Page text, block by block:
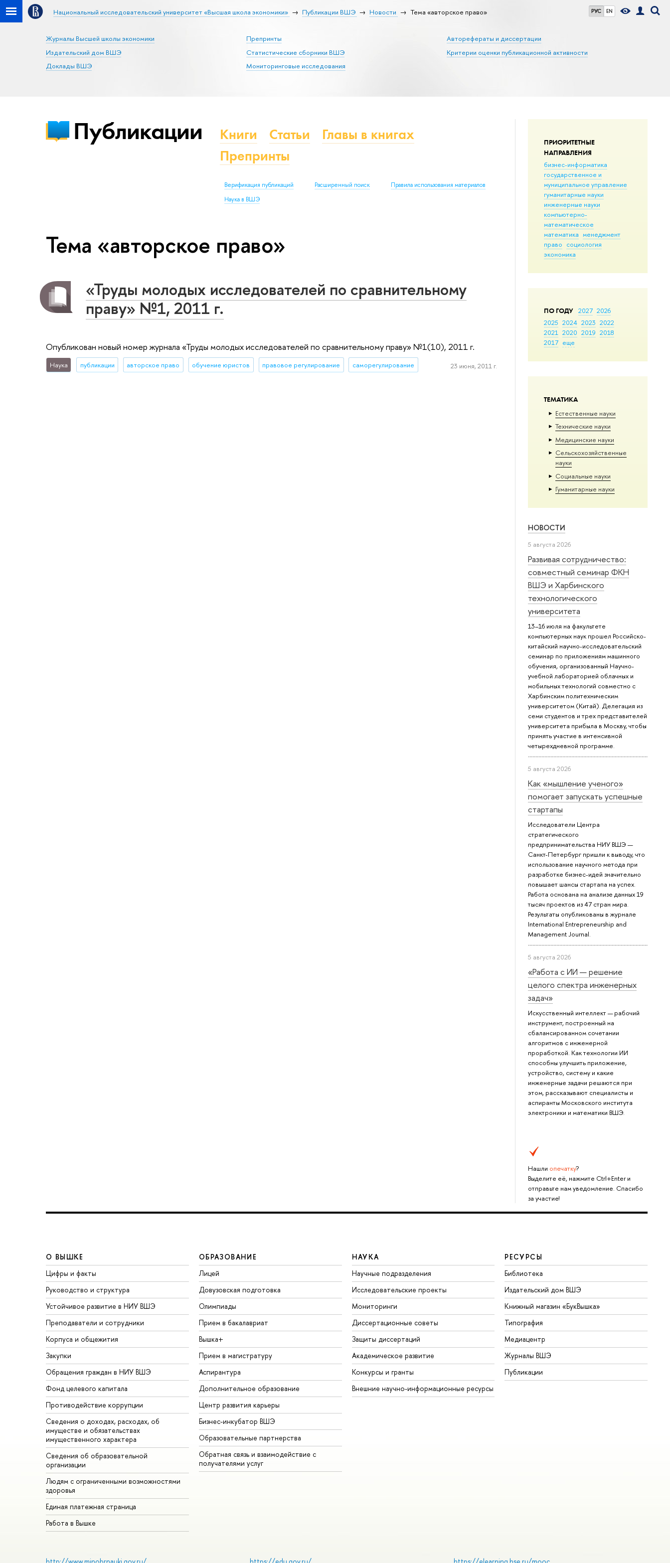
РУС EN
Национальный исследовательский университет «Высшая школа экономики» Публикации ВШЭ Новости Тема «авторское право»
Журналы Высшей школы экономики
Издательский дом ВШЭ
Доклады ВШЭ
Препринты
Статистические сборники ВШЭ
Мониторинговые исследования
Авторефераты и диссертации
Критерии оценки публикационной активности
ПРИОРИТЕТНЫЕ
НАПРАВЛЕНИЯ
бизнес-информатика
государственное и
муниципальное управление
гуманитарные науки
инженерные науки
компьютерно-
математическое
математика менеджмент
право социология
экономика
ПО ГОДУ 2027 2026
2025 2024 2023 2022
2021 2020 2019 2018
2017 еще
ТЕМАТИКА
Естественные науки
Тех­ничес­кие науки
Медицинские науки
Сельскохозяйственные
науки
Социальные науки
Гуманитарные науки
НОВОСТИ
5 августа 2026
Развивая сотрудничество:
совместный семинар ФКН
ВШЭ и Харбинского
технологического
университета
13–16 июля на факультете
компьютерных наук прошел Российско-
китайский научно-исследовательский
семинар по приложениям машинного
обучения, организованный Научно-
учебной лабораторией облачных и
мобильных технологий совместно с
Харбинским политехническим
университетом (Китай). Делегация из
семи студентов и трех представителей
университета прибыла в Москву, чтобы
принять участие в интенсивной
четырехдневной программе.
5 августа 2026
Как «мышление ученого»
помогает запускать успешные
стартапы
Исследователи Центра
стратегического
предпринимательства НИУ ВШЭ —
Санкт-Петербург пришли к выводу, что
использование научного метода при
разработке бизнес-идей значительно
повышает шансы стартапа на успех.
Работа основана на анализе данных 19
тысяч проектов из 47 стран мира.
Результаты опубликованы в журнале
International Entrepreneurship and
Management Journal.
5 августа 2026
«Работа с ИИ — решение
целого спектра инженерных
задач»
Искусственный интеллект — рабочий
инструмент, построенный на
сбалансированном сочетании
алгоритмов с инженерной
проработкой. Как технологии ИИ
способны улучшить приложение,
устройство, систему и какие
инженерные задачи решаются при
этом, рассказывают специалисты и
аспиранты Московского института
электроники и математики ВШЭ.
Нашли опечатку?
Выделите её, нажмите Ctrl+Enter и
отправьте нам уведомление. Спасибо
за участие!
Публикации Книги Статьи
Главы в книгах
Препринты
Верификация публикаций Расширенный поиск
Правила использования материалов
Наука в ВШЭ
Тема «авторское право»
«Труды молодых исследователей по сравнительному
праву» №1, 2011 г.
Опубликован новый номер журнала «Труды молодых исследователей по сравнительному праву» №1(10), 2011 г.
Наука публикации авторское право обучение юристов правовое регулирование саморегулирование 23 июня, 2011 г.
О ВЫШКЕ
Цифры и факты
Руководство и структура
Устойчивое развитие в НИУ ВШЭ
Преподаватели и сотрудники
Корпуса и общежития
Закупки
Обращения граждан в НИУ ВШЭ
Фонд целевого капитала
Противодействие коррупции
Сведения о доходах, расходах, об
имуществе и обязательствах
имущественного характера
Сведения об образовательной
организации
Людям с ограниченными возможностями
здоровья
Единая платежная страница
Работа в Вышке
ОБРАЗОВАНИЕ
Лицей
Довузовская подготовка
Олимпиады
Прием в бакалавриат
Вышка+
Прием в магистратуру
Аспирантура
Дополнительное образование
Центр развития карьеры
Бизнес-инкубатор ВШЭ
Образовательные партнерства
Обратная связь и взаимодействие с
получателями услуг
НАУКА
Научные подразделения
Исследовательские проекты
Мониторинги
Диссертационные советы
Защиты диссертаций
Академическое развитие
Конкурсы и гранты
Внешние научно-информационные ресурсы
РЕСУРСЫ
Библиотека
Издательский дом ВШЭ
Книжный магазин «БукВышка»
Типография
Медиацентр
Журналы ВШЭ
Публикации